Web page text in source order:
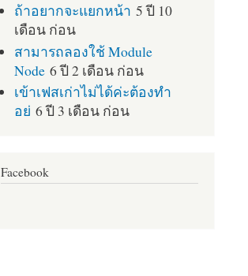
ถ้าอยากจะแยกหน้า 5 ปี 10
เดือน ก่อน
สามารถลองใช้ Module
Node 6 ปี 2 เดือน ก่อน
เข้าเฟสเก่าไม่ได้ค่ะต้องทำ
อย่ 6 ปี 3 เดือน ก่อน
Facebook